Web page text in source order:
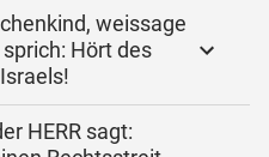
weissage
Hört des
HERR sagt: